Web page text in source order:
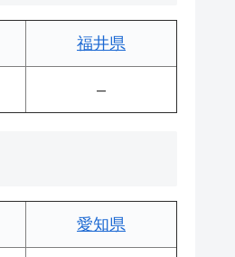
福井県
–
愛知県